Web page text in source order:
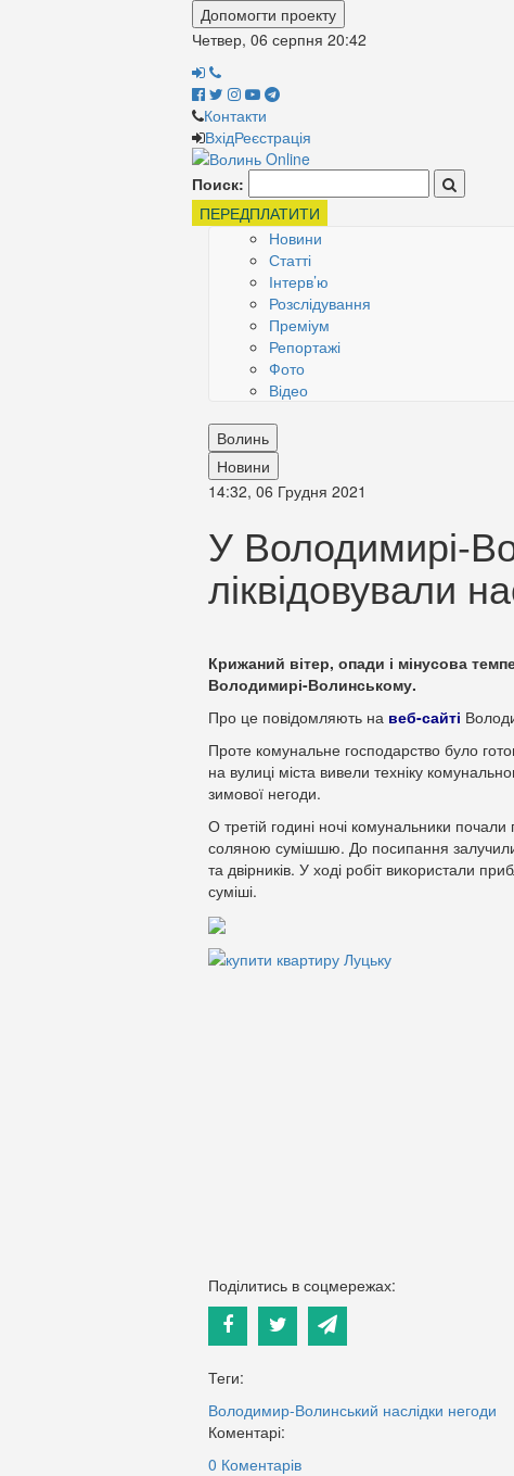
Допомогти проекту
Четвер, 06 серпня 20:42
Контакти
ВхідРеєстрація
Поиск:
ПЕРЕДПЛАТИТИ
Новини
Статті
Інтерв’ю
Розслідування
Преміум
Репортажі
Фото
Відео
Волинь
Новини
14:32, 06 Грудня 2021
У Володимирі-
ліквідовували
Крижаний вітер, опади і мінусова
Володимирі-Волинському.
Про це повідомляють на веб-сайті
Проте комунальне господарство було
на вулиці міста вивели техніку
зимової негоди.
О третій годині ночі комунальники
соляною сумішшю. До посипання залучили
та двірників. У ході робіт використали
суміші.
Поділитись в соцмережах:
Теги:
Володимир-Волинський наслідки негоди
Коментарі:
0 Коментарів